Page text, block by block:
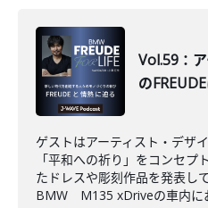
Vol.59：
の
ゲストはアーティスト・デザ
「平和への祈り」をコンセ
たドレスや彫刻作品を発表し
BMW M135 xDriveの車内に